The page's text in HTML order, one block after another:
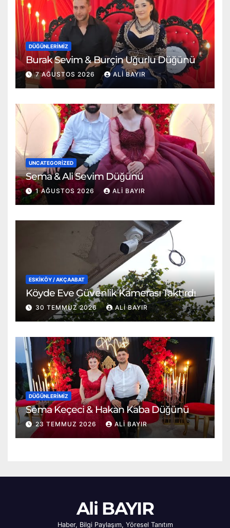
DÜĞÜNLERIMIZ
Burak Sevim & Burçin Uğurlu Düğünü
7 AĞUSTOS 2026 ALI BAYIR
UNCATEGORIZED
Sema & Ali Sevim Düğünü
1 AĞUSTOS 2026 ALI BAYIR
ESKİKÖY / AKÇAABAT
Köyde Eve Güvenlik Kamerası Taktırdı
30 TEMMUZ 2026 ALI BAYIR
DÜĞÜNLERIMIZ
Sema Keçeci & Hakan Kaba Düğünü
23 TEMMUZ 2026 ALI BAYIR
Ali BAYIR
Haber, Bilgi Paylaşım, Yöresel Tanıtım